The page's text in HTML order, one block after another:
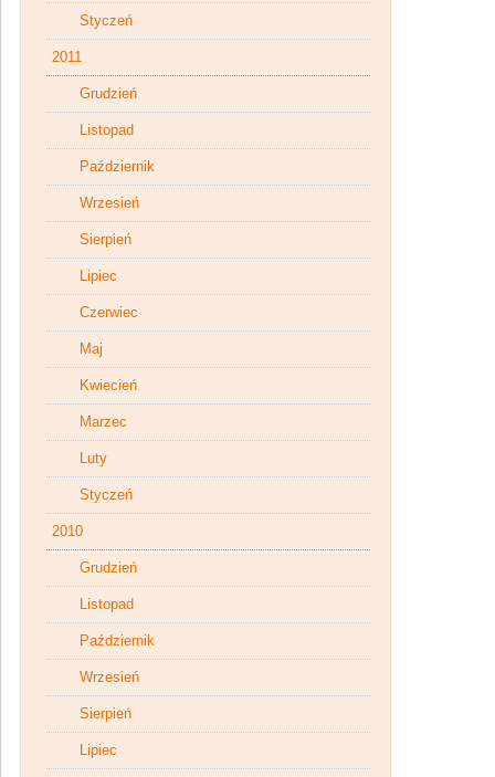
Styczeń
2011
Grudzień
Listopad
Październik
Wrzesień
Sierpień
Lipiec
Czerwiec
Maj
Kwiecień
Marzec
Luty
Styczeń
2010
Grudzień
Listopad
Październik
Wrzesień
Sierpień
Lipiec